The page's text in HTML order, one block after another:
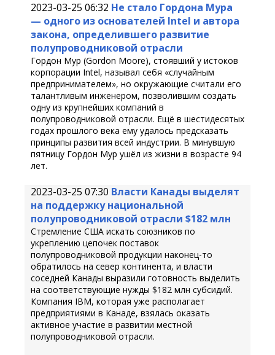
2023-03-25 06:32 Не стало Гордона Мура
— одного из основателей Intel и автора
закона, определившего развитие
полупроводниковой отрасли
Гордон Мур (Gordon Moore), стоявший у истоков
корпорации Intel, называл себя «случайным
предпринимателем», но окружающие считали его
талантливым инженером, позволившим создать
одну из крупнейших компаний в
полупроводниковой отрасли. Ещё в шестидесятых
годах прошлого века ему удалось предсказать
принципы развития всей индустрии. В минувшую
пятницу Гордон Мур ушёл из жизни в возрасте 94
лет.
2023-03-25 07:30 Власти Канады выделят
на поддержку национальной
полупроводниковой отрасли $182 млн
Стремление США искать союзников по
укреплению цепочек поставок
полупроводниковой продукции наконец-то
обратилось на север континента, и власти
соседней Канады выразили готовность выделить
на соответствующие нужды $182 млн субсидий.
Компания IBM, которая уже располагает
предприятиями в Канаде, взялась оказать
активное участие в развитии местной
полупроводниковой отрасли.